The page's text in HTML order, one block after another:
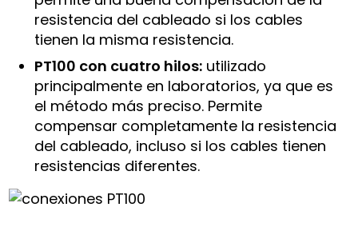
resistencia del cableado si los cables
tienen la misma resistencia.
PT100 con cuatro hilos: utilizado
principalmente en laboratorios, ya que es
el método más preciso. Permite
compensar completamente la resistencia
del cableado, incluso si los cables tienen
resistencias diferentes.